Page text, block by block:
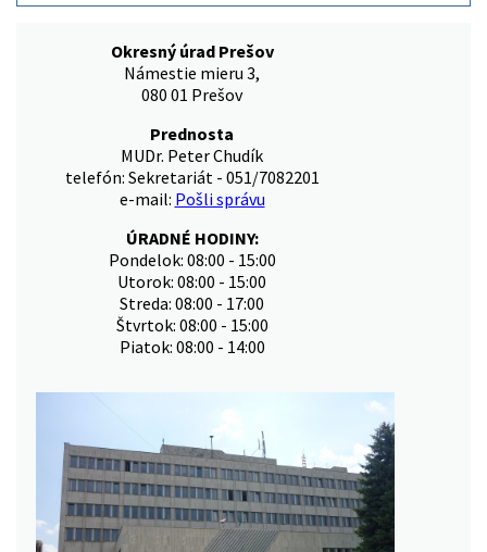
Okresný úrad Prešov
Námestie mieru 3,
080 01 Prešov
Prednosta
MUDr. Peter Chudík
telefón: Sekretariát - 051/7082201
e-mail: Pošli správu
ÚRADNÉ HODINY:
Pondelok: 08:00 - 15:00
Utorok: 08:00 - 15:00
Streda: 08:00 - 17:00
Štvrtok: 08:00 - 15:00
Piatok: 08:00 - 14:00